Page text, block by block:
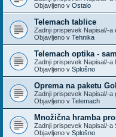
Objavljeno v Ostalo
Telemach tablice
Zadnji prispevek Napisal/-a
Objavljeno v Tehnika
Telemach optika -
Zadnji prispevek Napisal/-a
Objavljeno v Splošno
Oprema na paketu
Zadnji prispevek Napisal/-a
Objavljeno v Telemach
Množična hramba
Zadnji prispevek Napisal/-a
Objavljeno v Splošno